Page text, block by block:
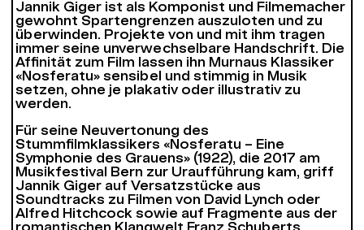
Jannik Giger ist als Komponist und Filmemacher
gewohnt Spartengrenzen auszuloten und zu
überwinden. Projekte von und mit ihm tragen
immer seine unverwechselbare Handschrift. Die
Affinität zum Film lassen ihn Murnaus Klassiker
«Nosferatu» sensibel und stimmig in Musik
setzen, ohne je plakativ oder illustrativ zu
werden.
Für seine Neuvertonung des
Stummfilmklassikers «Nosferatu – Eine
Symphonie des Grauens» (1922), die 2017 am
Musikfestival Bern zur Uraufführung kam, griff
Jannik Giger auf Versatzstücke aus
Soundtracks zu Filmen von David Lynch oder
Alfred Hitchcock sowie auf Fragmente aus der